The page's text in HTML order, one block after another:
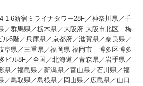
6新宿ミライナタワー28F／神奈川県／千
／群馬県／栃木県／大阪府 大阪市北区 梅
6階／兵庫県／京都府／滋賀県／奈良県／
阜県／三重県／福岡県 福岡市 博多区博多
ビル8F／全国／北海道／青森県／岩手県／
県／福島県／新潟県／富山県／石川県／福
／鳥取県／島根県／岡山県／広島県／山口